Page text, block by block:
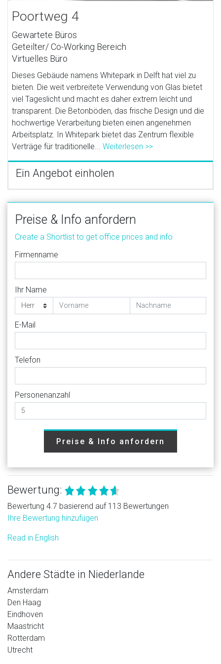
Poortweg 4
Gewartete Büros
Geteilter/ Co-Working Bereich
Virtuelles Büro
Dieses Gebäude namens Whitepark in Delft hat viel zu
bieten. Die weit verbreitete Verwendung von Glas bietet
viel Tageslicht und macht es daher extrem leicht und
transparent. Die Betonböden, das frische Design und die
hochwertige Verarbeitung bieten einen angenehmen
Arbeitsplatz. In Whitepark bietet das Zentrum flexible
Verträge für traditionelle...Weiterlesen >>
Ein Angebot einholen
Preise & Info anfordern
Create a Shortlist to get office prices and info
Firmenname
Ihr Name
E-Mail
Telefon
Personenanzahl
Preise & Info anfordern
Bewertung:
Bewertung 4.7 basierend auf 113 Bewertungen
Ihre Bewertung hinzufügen
Read in English
Andere Städte in Niederlande
Amsterdam
Den Haag
Eindhoven
Maastricht
Rotterdam
Utrecht